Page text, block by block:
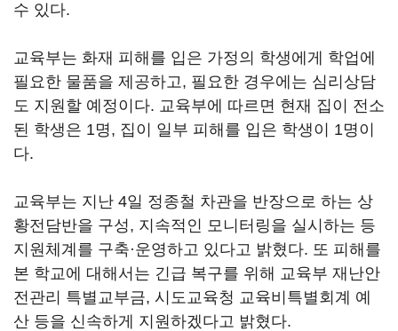
수 있다.
교육부는 화재 피해를 입은 가정의 학생에게 학업에
필요한 물품을 제공하고, 필요한 경우에는 심리상담
도 지원할 예정이다. 교육부에 따르면 현재 집이 전소
된 학생은 1명, 집이 일부 피해를 입은 학생이 1명이
다.
교육부는 지난 4일 정종철 차관을 반장으로 하는 상
황전담반을 구성, 지속적인 모니터링을 실시하는 등
지원체계를 구축·운영하고 있다고 밝혔다. 또 피해를
본 학교에 대해서는 긴급 복구를 위해 교육부 재난안
전관리 특별교부금, 시도교육청 교육비특별회계 예
산 등을 신속하게 지원하겠다고 밝혔다.